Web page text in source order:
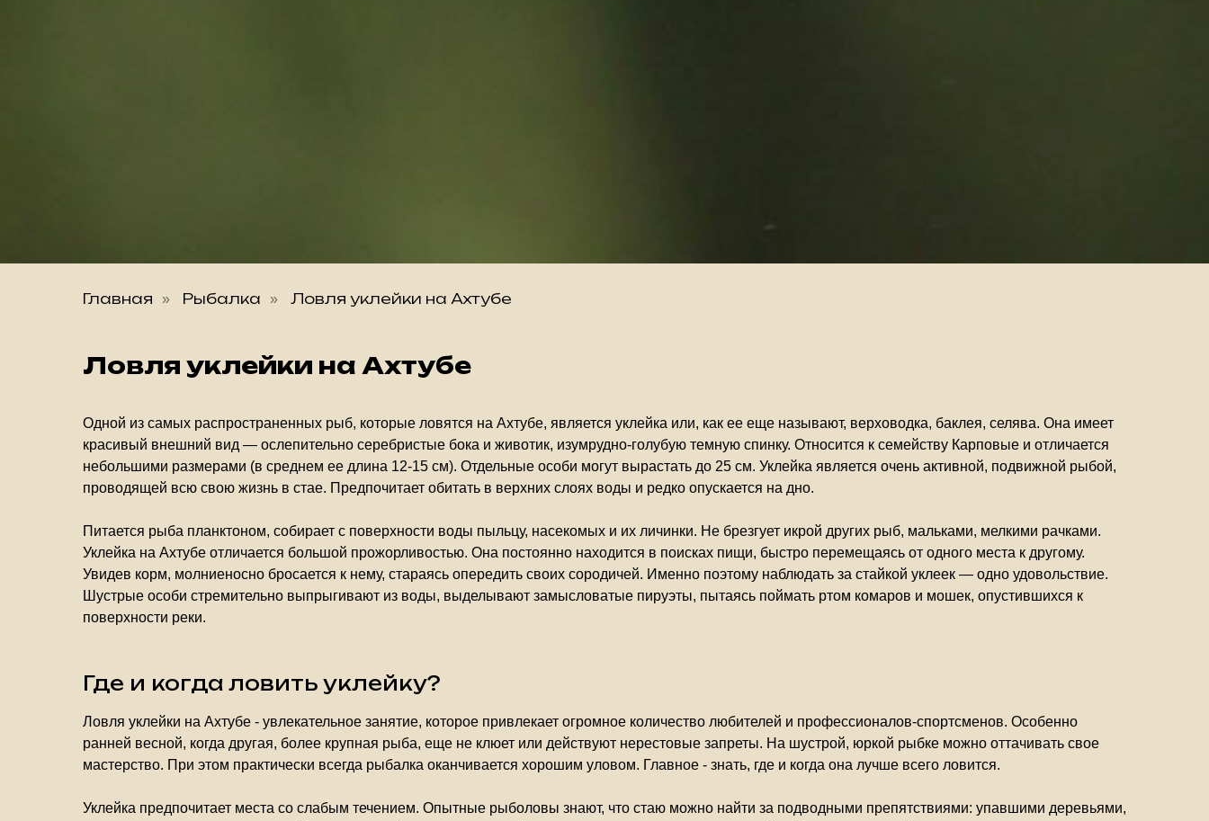
Главная » Рыбалка » Ловля уклейки на Ахтубе
Ловля уклейки на Ахтубе
Одной из самых распространенных рыб, которые ловятся на Ахтубе, является уклейка или, как ее еще называют, верховодка, баклея, селява. Она имеет
красивый внешний вид — ослепительно серебристые бока и животик, изумрудно-голубую темную спинку. Относится к семейству Карповые и отличается
небольшими размерами (в среднем ее длина 12-15 см). Отдельные особи могут вырастать до 25 см. Уклейка является очень активной, подвижной рыбой,
проводящей всю свою жизнь в стае. Предпочитает обитать в верхних слоях воды и редко опускается на дно.
Питается рыба планктоном, собирает с поверхности воды пыльцу, насекомых и их личинки. Не брезгует икрой других рыб, мальками, мелкими рачками.
Уклейка на Ахтубе отличается большой прожорливостью. Она постоянно находится в поисках пищи, быстро перемещаясь от одного места к другому.
Увидев корм, молниеносно бросается к нему, стараясь опередить своих сородичей. Именно поэтому наблюдать за стайкой уклеек — одно удовольствие.
Шустрые особи стремительно выпрыгивают из воды, выделывают замысловатые пируэты, пытаясь поймать ртом комаров и мошек, опустившихся к
поверхности реки.
Где и когда ловить уклейку?
Ловля уклейки на Ахтубе - увлекательное занятие, которое привлекает огромное количество любителей и профессионалов-спортсменов. Особенно
ранней весной, когда другая, более крупная рыба, еще не клюет или действуют нерестовые запреты. На шустрой, юркой рыбке можно оттачивать свое
мастерство. При этом практически всегда рыбалка оканчивается хорошим уловом. Главное - знать, где и когда она лучше всего ловится.
Уклейка предпочитает места со слабым течением. Опытные рыболовы знают, что стаю можно найти за подводными препятствиями: упавшими деревьями,